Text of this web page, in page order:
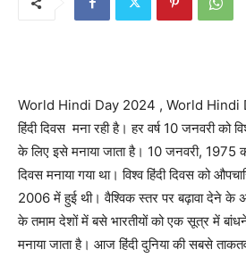
World Hindi Day 2024 , World Hindi
हिंदी दिवस मना रही है। हर वर्ष 10 जनवरी को
के लिए इसे मनाया जाता है। 10 जनवरी, 1975
दिवस मनाया गया था। विश्व हिंदी दिवस को
2006 में हुई थी। वैश्विक स्तर पर बढ़ावा देने के
के तमाम देशों में बसे भारतीयों को एक सूत्र में बांधने
मनाया जाता है। आज हिंदी दुनिया की सबसे